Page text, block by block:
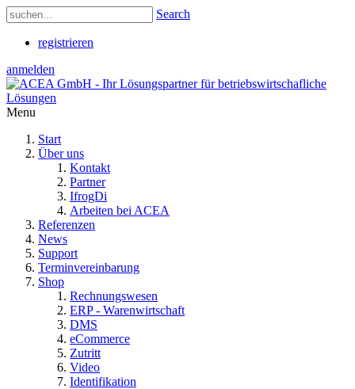
Search
registrieren
anmelden
Menu
Start
Über uns
Kontakt
Partner
IfrogDi
Arbeiten bei ACEA
Referenzen
News
Support
Terminvereinbarung
Shop
Rechnungswesen
ERP - Warenwirtschaft
DMS
eCommerce
Zutritt
Video
Identifikation